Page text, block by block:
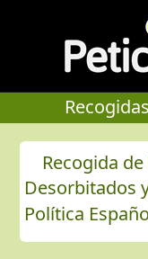
Recogida
Desorbitados
Política